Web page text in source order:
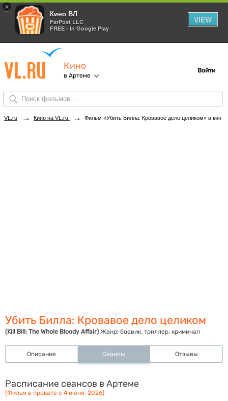
×
Кино ВЛ
FarPost LLC
FREE - In Google Play
VIEW
Кино
в Артеме
Войти
VL.ru → Кино на VL.ru → Фильм «Убить Билла: Кровавое дело целиком» в кинотеатрах Артема. Купить билеты!
Убить Билла: Кровавое дело целиком
(Kill Bill: The Whole Bloody Affair) Жанр: боевик, триллер, криминал
Описание Сеансы Отзывы
Расписание сеансов в Артеме
(Фильм в прокате с 4 июня, 2026)